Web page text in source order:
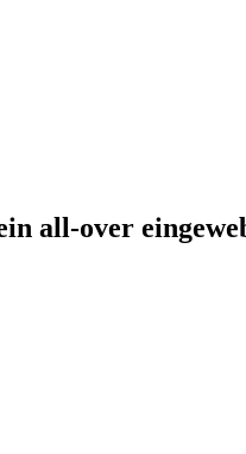
all-over